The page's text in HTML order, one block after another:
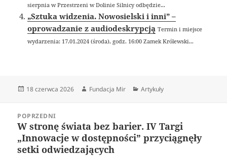
sierpnia w Przestrzeni w Dolinie Silnicy odbędzie...
„Sztuka widzenia. Nowosielski i inni” –
oprowadzanie z audiodeskrypcją Termin i miejsce
wydarzenia: 17.01.2024 (środa), godz. 16:00 Zamek Królewski...
Data
18 czerwca 2026 Autor
Fundacja Mir Kategorie
Artykuły
wpisuPOPRZEDNI
Poprzedni
wpis:
W stronę świata bez barier. IV Targi
„Innowacje w dostępności” przyciągnęły
setki odwiedzających